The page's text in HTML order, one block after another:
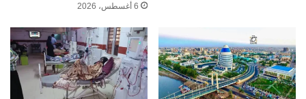
6 أغسطس، 2026